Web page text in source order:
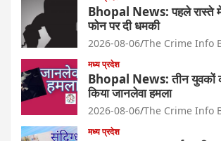
Bhopal News: पहले रास्ते
फोन पर दी धमकी
2026-08-06 The Crime Info
मध्य प्रदेश
Bhopal News: तीन युवकों
किया जानलेवा हमला
2026-08-06 The Crime Info
मध्य प्रदेश